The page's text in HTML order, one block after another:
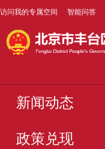
访问我的专属空间 智能问答
新闻动态
政策兑现